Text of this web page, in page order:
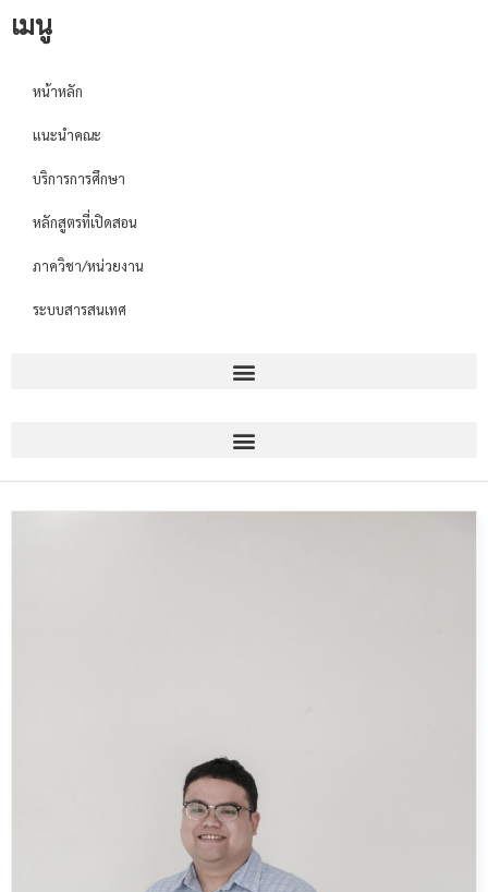
เมนู
หน้าหลัก
แนะนำคณะ
บริการการศึกษา
หลักสูตรที่เปิดสอน
ภาควิชา/หน่วยงาน
ระบบสารสนเทศ